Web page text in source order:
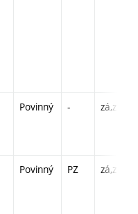
Povinný - zá,zk
Povinný PZ zá,zk